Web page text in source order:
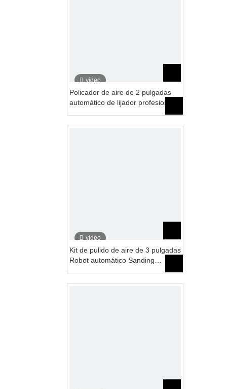
vídeo
Policador de aire de 2 pulgadas
automático de lijador profesional
vídeo
Kit de pulido de aire de 3 pulgadas
Robot automático Sanding